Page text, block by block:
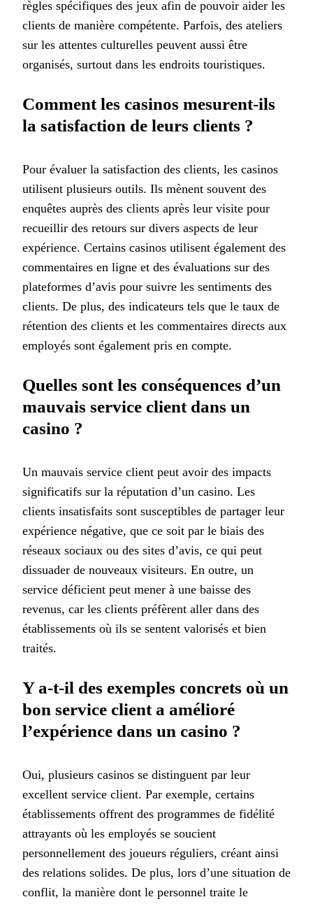
règles spécifiques des jeux afin de pouvoir aider les
clients de manière compétente. Parfois, des ateliers
sur les attentes culturelles peuvent aussi être
organisés, surtout dans les endroits touristiques.
Comment les casinos mesurent-ils
la satisfaction de leurs clients ?
Pour évaluer la satisfaction des clients, les casinos
utilisent plusieurs outils. Ils mènent souvent des
enquêtes auprès des clients après leur visite pour
recueillir des retours sur divers aspects de leur
expérience. Certains casinos utilisent également des
commentaires en ligne et des évaluations sur des
plateformes d’avis pour suivre les sentiments des
clients. De plus, des indicateurs tels que le taux de
rétention des clients et les commentaires directs aux
employés sont également pris en compte.
Quelles sont les conséquences d’un
mauvais service client dans un
casino ?
Un mauvais service client peut avoir des impacts
significatifs sur la réputation d’un casino. Les
clients insatisfaits sont susceptibles de partager leur
expérience négative, que ce soit par le biais des
réseaux sociaux ou des sites d’avis, ce qui peut
dissuader de nouveaux visiteurs. En outre, un
service déficient peut mener à une baisse des
revenus, car les clients préfèrent aller dans des
établissements où ils se sentent valorisés et bien
traités.
Y a-t-il des exemples concrets où un
bon service client a amélioré
l’expérience dans un casino ?
Oui, plusieurs casinos se distinguent par leur
excellent service client. Par exemple, certains
établissements offrent des programmes de fidélité
attrayants où les employés se soucient
personnellement des joueurs réguliers, créant ainsi
des relations solides. De plus, lors d’une situation de
conflit, la manière dont le personnel traite le